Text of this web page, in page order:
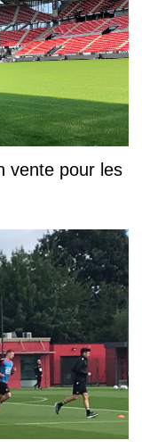
vente pour les